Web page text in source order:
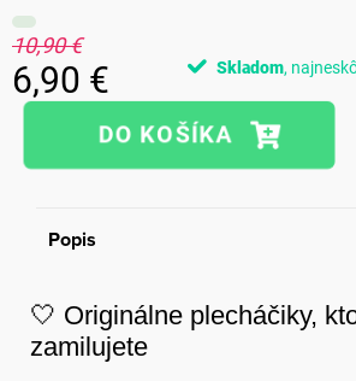
10,90 €
6,90 €
Jednotková
Skladom
Popis
🤍 Originálne plecháčiky,
zamilujete